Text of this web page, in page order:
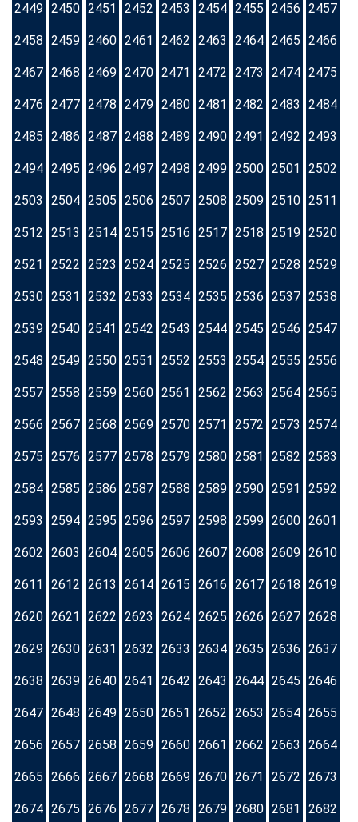
2449 2450 2451 2452 2453 2454 2455 2456 2457
2458 2459 2460 2461 2462 2463 2464 2465 2466
2467 2468 2469 2470 2471 2472 2473 2474 2475
2476 2477 2478 2479 2480 2481 2482 2483 2484
2485 2486 2487 2488 2489 2490 2491 2492 2493
2494 2495 2496 2497 2498 2499 2500 2501 2502
2503 2504 2505 2506 2507 2508 2509 2510 2511
2512 2513 2514 2515 2516 2517 2518 2519 2520
2521 2522 2523 2524 2525 2526 2527 2528 2529
2530 2531 2532 2533 2534 2535 2536 2537 2538
2539 2540 2541 2542 2543 2544 2545 2546 2547
2548 2549 2550 2551 2552 2553 2554 2555 2556
2557 2558 2559 2560 2561 2562 2563 2564 2565
2566 2567 2568 2569 2570 2571 2572 2573 2574
2575 2576 2577 2578 2579 2580 2581 2582 2583
2584 2585 2586 2587 2588 2589 2590 2591 2592
2593 2594 2595 2596 2597 2598 2599 2600 2601
2602 2603 2604 2605 2606 2607 2608 2609 2610
2611 2612 2613 2614 2615 2616 2617 2618 2619
2620 2621 2622 2623 2624 2625 2626 2627 2628
2629 2630 2631 2632 2633 2634 2635 2636 2637
2638 2639 2640 2641 2642 2643 2644 2645 2646
2647 2648 2649 2650 2651 2652 2653 2654 2655
2656 2657 2658 2659 2660 2661 2662 2663 2664
2665 2666 2667 2668 2669 2670 2671 2672 2673
2674 2675 2676 2677 2678 2679 2680 2681 2682